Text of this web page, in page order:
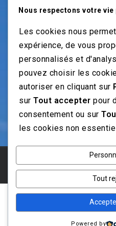
NOS GUIDES
Recrutement moto: Le guide
Recrutement mécanicien moto
Fiches Métiers Moto
NOS RÉSEAUX
© 2025 Emploi
Nous respectons votre vie
Les cookies nous
expérience, de vous
personnalisés et
pouvez choisir les
autoriser en cliquant sur
sur Tout accepter pour
consentement ou sur
les cookies non
Tout
Powered by